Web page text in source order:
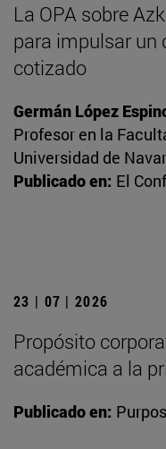
La OPA sobre
para impulsar un
cotizado
Germán López
Profesor en la
Universidad de
Publicado en: El
23 | 07 | 2026
Propósito
académica a la
Publicado en: